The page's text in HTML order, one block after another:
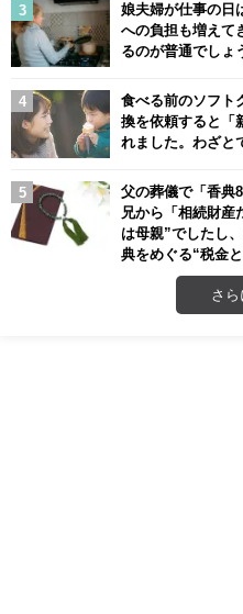
娘夫婦が仕事の日
への負担も増えて
るのが普通でしょ
食べる前のソフト
換を依頼すると「
れました。わざと
父の葬儀で「香典
兄から「相続財
は母親”でしたし
典をめぐる“税金
さら